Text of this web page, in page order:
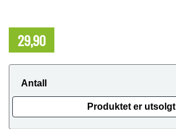
29,90
Antall
Produktet er utsolgt